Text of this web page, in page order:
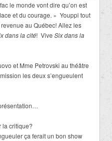
le monde vont dire qu’on est
et du courage. » Youppi tout
au Québec! Allez les
dans la cité! Vive Six dans la
et Mme Petrovski au théâtre
les deux s’engueulent
la critique?
ça ferait un bon show